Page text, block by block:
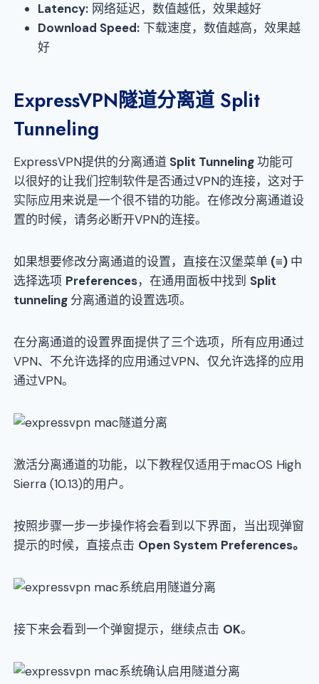
Latency: 网络延迟，数值越低，效果越好
Download Speed: 下载速度，数值越高，效果越
好
ExpressVPN隧道分离道 Split
Tunneling
ExpressVPN提供的分离通道 Split Tunneling功能可
以很好的让我们控制软件是否通过VPN的连接，这对于
实际应用来说是一个很不错的功能。在修改分离通道设
置的时候，请务必断开VPN的连接。
如果想要修改分离通道的设置，直接在汉堡菜单 (≡) 中
选择选项 Preferences，在通用面板中找到 Split
tunneling 分离通道的设置选项。
在分离通道的设置界面提供了三个选项，所有应用通过
VPN、不允许选择的应用通过VPN、仅允许选择的应用
通过VPN。
激活分离通道的功能，以下教程仅适用于macOS High
Sierra (10.13)的用户。
按照步骤一步一步操作将会看到以下界面，当出现弹窗
提示的时候，直接点击 Open System Preferences。
接下来会看到一个弹窗提示，继续点击 OK。